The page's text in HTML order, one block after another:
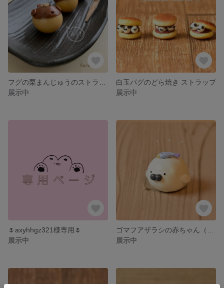
展示中
白玉パグのどら焼き ストラップ
展示中
🌷axyhhgz321様専用🌷
展示中
展示中